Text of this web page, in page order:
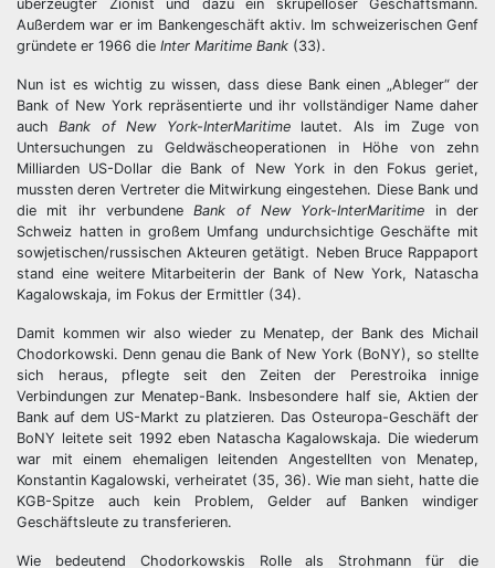
überzeugter Zionist und dazu ein skrupelloser Geschäftsmann.
Außerdem war er im Bankengeschäft aktiv. Im schweizerischen Genf
gründete er 1966 die Inter Maritime Bank (33).
Nun ist es wichtig zu wissen, dass diese Bank einen „Ableger“ der
Bank of New York repräsentierte und ihr vollständiger Name daher
auchBank of New York-InterMaritimelautet. Als im Zuge von
Untersuchungen zu Geldwäscheoperationen in Höhe von zehn
Milliarden US-Dollar die Bank of New York in den Fokus geriet,
mussten deren Vertreter die Mitwirkung eingestehen. Diese Bank und
die mit ihr verbundeneBank of New York-InterMaritime in der
Schweiz hatten in großem Umfang undurchsichtige Geschäfte mit
sowjetischen/russischen Akteuren getätigt. Neben Bruce Rappaport
stand eine weitere Mitarbeiterin der Bank of New York, Natascha
Kagalowskaja, im Fokus der Ermittler (34).
Damit kommen wir also wieder zu Menatep, der Bank des Michail
Chodorkowski. Denn genau die Bank of New York (BoNY), so stellte
sich heraus, pflegte seit den Zeiten der Perestroika innige
Verbindungen zur Menatep-Bank. Insbesondere half sie, Aktien der
Bank auf dem US-Markt zu platzieren. Das Osteuropa-Geschäft der
BoNY leitete seit 1992 eben Natascha Kagalowskaja. Die wiederum
war mit einem ehemaligen leitenden Angestellten von Menatep,
Konstantin Kagalowski, verheiratet (35, 36). Wie man sieht, hatte die
KGB-Spitze auch kein Problem, Gelder auf Banken windiger
Geschäftsleute zu transferieren.
Wie bedeutend Chodorkowskis Rolle als Strohmann für die